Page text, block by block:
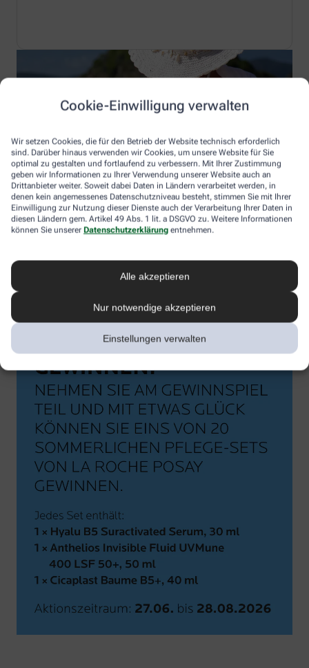
Cookie-Einwilligung verwalten
Wir setzen Cookies, die für den Betrieb der Website technisch erforderlich
sind. Darüber hinaus verwenden wir Cookies, um unsere Website für Sie
optimal zu gestalten und fortlaufend zu verbessern. Mit Ihrer Zustimmung
geben wir Informationen zu Ihrer Verwendung unserer Website auch an
Drittanbieter weiter. Soweit dabei Daten in Ländern verarbeitet werden, in
denen kein angemessenes Datenschutzniveau besteht, stimmen Sie mit Ihrer
Einwilligung zur Nutzung dieser Dienste auch der Verarbeitung Ihrer Daten in
diesen Ländern gem. Artikel 49 Abs. 1 lit. a DSGVO zu. Weitere Informationen
können Sie unserer Datenschutzerklärung entnehmen.
Alle akzeptieren
Nur notwendige akzeptieren
Einstellungen verwalten